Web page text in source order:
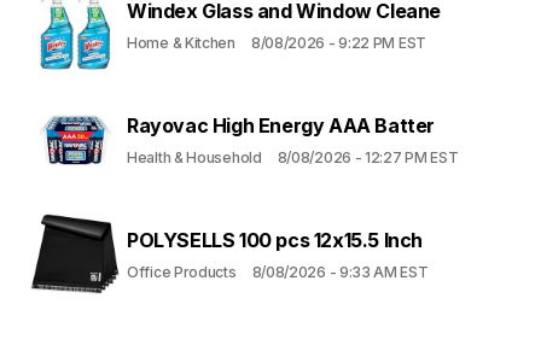
Windex Glass and Window Cleane
Home & Kitchen 8/08/2026 - 9:22 PM EST
Rayovac High Energy AAA Batter
Health & Household 8/08/2026 - 12:27 PM EST
POLYSELLS 100 pcs 12x15.5 Inch
Office Products 8/08/2026 - 9:33 AM EST